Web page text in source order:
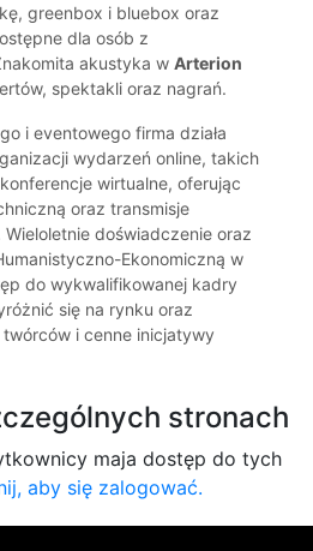
greenbox i bluebox oraz
dla osób z
akustyka w Arterion
spektakli oraz nagrań.
i eventowego firma działa
wydarzeń online, takich
wirtualne, oferując
oraz transmisje
doświadczenie oraz
Ekonomiczną w
do wykwalifikowanej kadry
się na rynku oraz
i cenne inicjatywy
stronach
maja dostęp do tych
aby się zalogować.